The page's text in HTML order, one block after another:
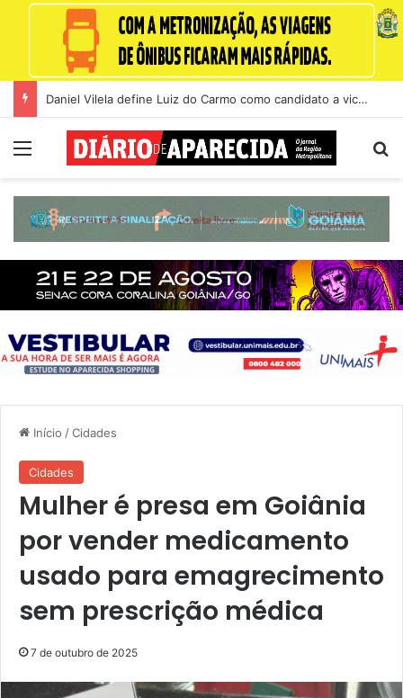
Daniel Vilela define Luiz do Carmo como candidato a vice na disputa pelo Governo de Goiás
Menu
Início /Cidades
Cidades
Mulher é presa em Goiânia
por vender medicamento
usado para emagrecimento
sem prescrição médica
7 de outubro de 2025